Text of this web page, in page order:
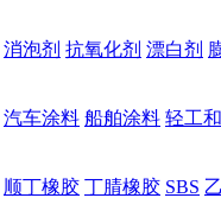
消泡剂 抗氧化剂 漂白剂
汽车涂料 船舶涂料 轻工
顺丁橡胶 丁腈橡胶 SBS